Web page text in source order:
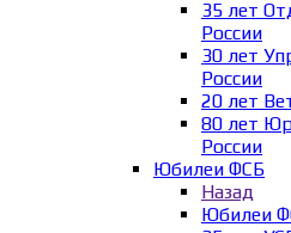
35 лет
России
30 лет
России
20 лет
80 лет
России
Юбилеи ФСБ
Назад
Юбилеи